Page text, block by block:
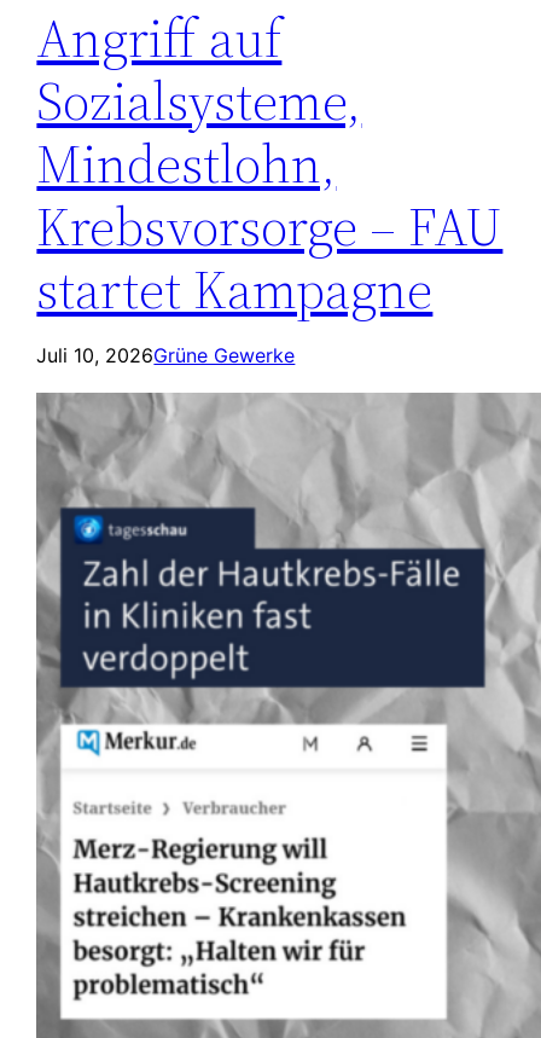
Angriff auf
Sozialsysteme,
Mindestlohn,
Krebsvorsorge – FAU
startet Kampagne
Juli 10, 2026Grüne Gewerke